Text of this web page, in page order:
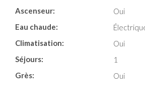
Ascenseur:
Oui
Eau chaude:
Climatisation:
Oui
Séjours:
1
Grès:
Oui